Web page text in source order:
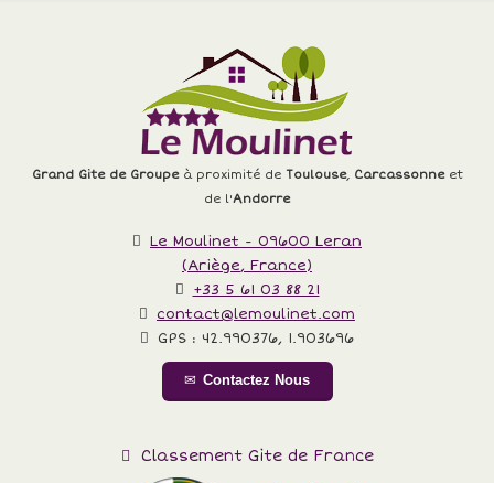
Grand Gite de Groupeà proximité de Toulouse, Carcassonneet
de l'Andorre
Le Moulinet - 09600 Leran
(Ariège, France)
+33 5 61 03 88 21
contact@lemoulinet.com
GPS : 42.990376, 1.903696
Contactez Nous
Classement Gite de France